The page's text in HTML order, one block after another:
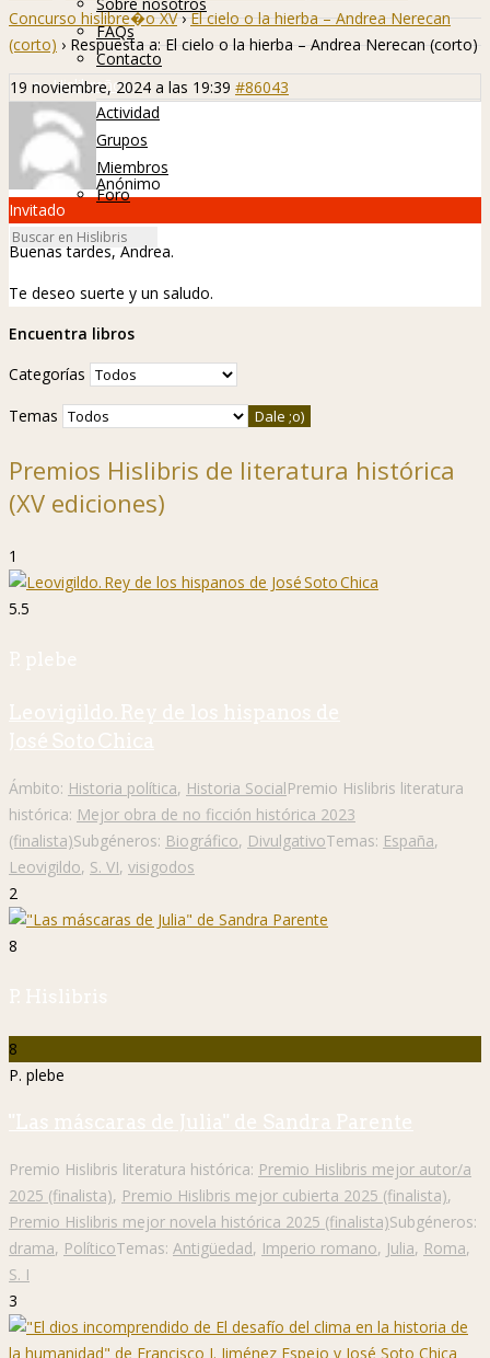
FAQs
Contacto
Hislibreños
Actividad
Grupos
Miembros
Foro
Concurso hislibre�o XV › El cielo o la hierba – Andrea Nerecan
(corto) › Respuesta a: El cielo o la hierba – Andrea Nerecan (corto)
19 noviembre, 2024 a las 19:39 #86043
Anónimo
Invitado
Buenas tardes, Andrea.
Te deseo suerte y un saludo.
Encuentra libros
Categorías
Temas
Premios Hislibris de literatura histórica
(XV ediciones)
1
5.5
P. plebe
Leovigildo. Rey de los hispanos de
José Soto Chica
Ámbito: Historia política, Historia SocialPremio Hislibris literatura
histórica: Mejor obra de no ficción histórica 2023
(finalista)Subgéneros: Biográfico, DivulgativoTemas: España,
Leovigildo, S. VI, visigodos
2
8
P. Hislibris
8
P. plebe
"Las máscaras de Julia" de Sandra Parente
Premio Hislibris literatura histórica: Premio Hislibris mejor autor/a
2025 (finalista), Premio Hislibris mejor cubierta 2025 (finalista),
Premio Hislibris mejor novela histórica 2025 (finalista)Subgéneros:
drama, PolíticoTemas: Antigüedad, Imperio romano, Julia, Roma,
S. I
3